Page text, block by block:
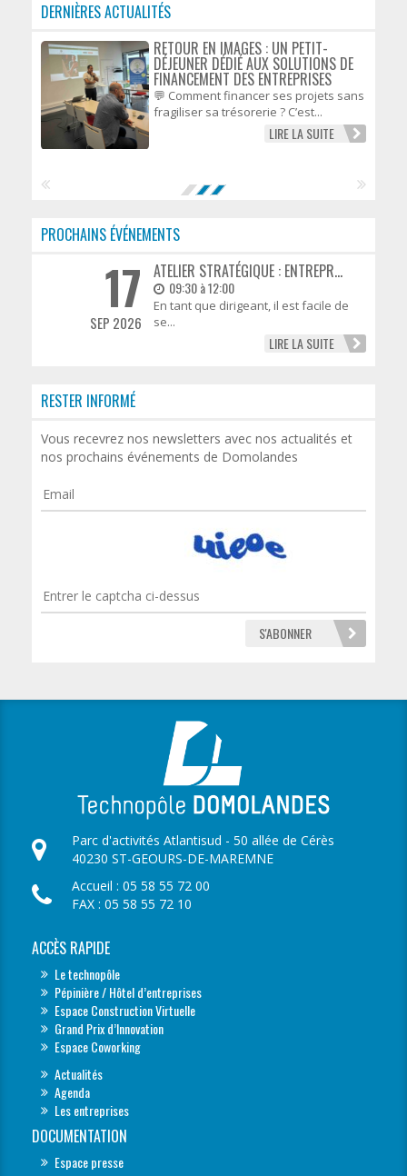
DERNIÈRES ACTUALITÉS
RETOUR EN IMAGES : UN PETIT-
DÉJEUNER DÉDIÉ AUX SOLUTIONS DE
FINANCEMENT DES ENTREPRISES
💬 Comment financer ses projets sans
fragiliser sa trésorerie ? C’est...
LIRE LA SUITE
PROCHAINS ÉVÉNEMENTS
17
SEP 2026
ATELIER STRATÉGIQUE : ENTREPR...
09:30 à 12:00
En tant que dirigeant, il est facile de
se...
LIRE LA SUITE
RESTER INFORMÉ
Vous recevrez nos newsletters avec nos actualités et
nos prochains événements de Domolandes
Parc d'activités Atlantisud - 50 allée de Cérès
40230 ST-GEOURS-DE-MAREMNE
Accueil : 05 58 55 72 00
FAX : 05 58 55 72 10
ACCÈS RAPIDE
Le technopôle
Pépinière / Hôtel d’entreprises
Espace Construction Virtuelle
Grand Prix d’Innovation
Espace Coworking
Actualités
Agenda
Les entreprises
DOCUMENTATION
Espace presse